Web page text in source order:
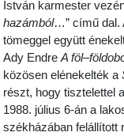
István karmester
hazámból…” című dal.
tömeggel együtt
Ady EndreA
közösen elénekelték a
részt, hogy tisztelettel
1988. július 6-án a
székházában felállított